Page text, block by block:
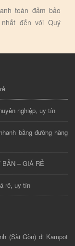
toán đảm bảo
đến với Quý
nghiệp, uy tín
bằng đường hàng
BẢN – GIÁ RẺ
rẻ, uy tín
(Sài Gòn) đi Kampot